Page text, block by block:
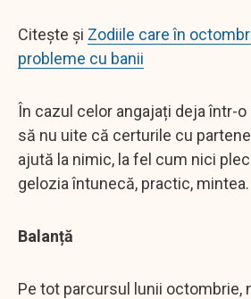
Citește și Zodiile care în
probleme cu banii
În cazul celor angajați deja într-o
să nu uite că certurile cu
ajută la nimic, la fel cum nici
gelozia întunecă, practic, mintea.
Balanță
Pe tot parcursul lunii octombrie,